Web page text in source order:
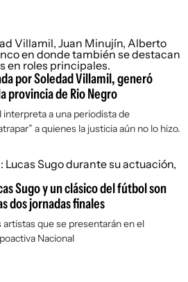
por Soledad Villamil, generó
provincia de Rio Negro
interpreta a una periodista de
a quienes la justicia aún no lo hizo.
Sugo y un clásico del fútbol son
dos jornadas finales
artistas que se presentarán en el
Nacional